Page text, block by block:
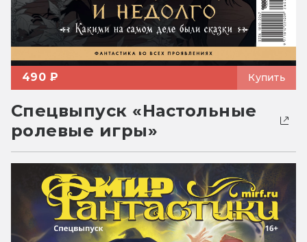
490 ₽ Купить
Спецвыпуск «Настольные
ролевые игры»